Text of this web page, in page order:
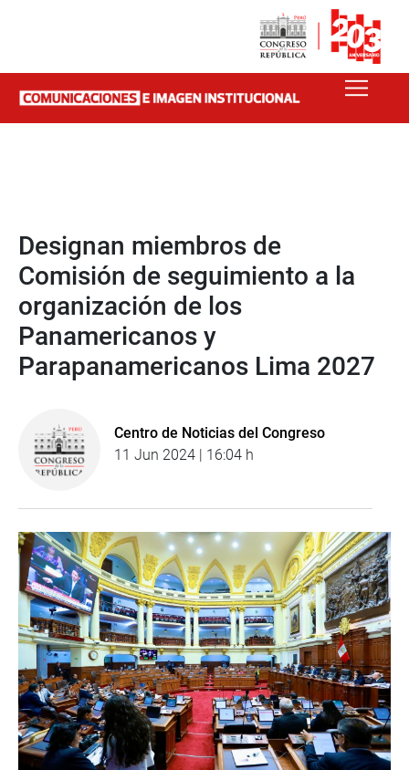
Designan miembros de
Comisión de seguimiento a la
organización de los
Panamericanos y
Parapanamericanos Lima 2027
Centro de Noticias del Congreso
11 Jun 2024 | 16:04 h